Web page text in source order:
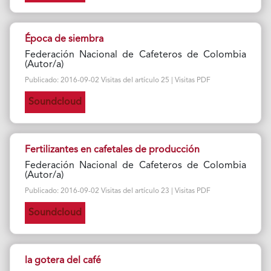
Época de siembra
Federación Nacional de Cafeteros de Colombia
(Autor/a)
Publicado: 2016-09-02 Visitas del artículo 25 | Visitas PDF
Soundcloud
Fertilizantes en cafetales de producción
Federación Nacional de Cafeteros de Colombia
(Autor/a)
Publicado: 2016-09-02 Visitas del artículo 23 | Visitas PDF
Soundcloud
la gotera del café